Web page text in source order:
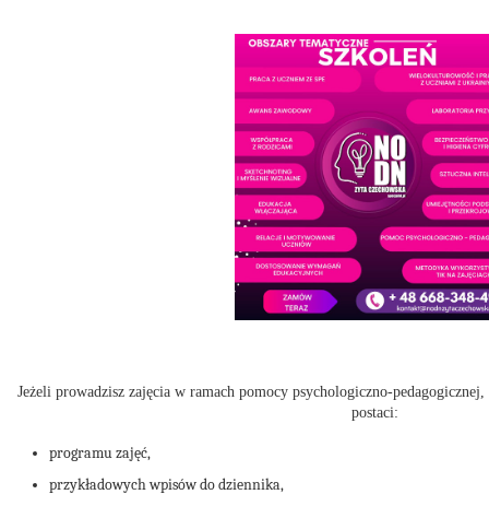
Jeżeli prowadzisz zajęcia w ramach pomocy psychologiczno-
postaci:
programu zajęć,
przykładowych wpisów do dziennika,